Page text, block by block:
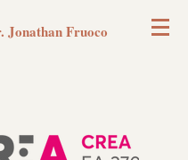
Jonathan Fruoco